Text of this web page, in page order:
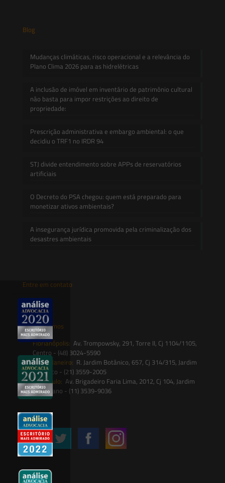
Blog
Mudanças climáticas, risco operacional e a relevância do
Plano Clima 2026 para as hidrelétricas
A inclusão de imóvel em inventário de patrimônio cultural
não basta para impor restrições ao direito de
propriedade:
Prescrição administrativa e embargo ambiental: o que
decidiu o TRF1 no IRDR 94
STJ divide entendimento sobre APPs de reservatórios
artificiais
O Decreto do PSA chegou: quem está preparado para
monetizar ativos ambientais?
A insegurança jurídica promovida pela criminalização dos
desastres ambientais
Entre em contato
contato@saesadvogados.com.br
Onde estamos
Florianópolis: Av. Trompowsky, 291, Torre II, Cj 1104/1105,
Centro - (48) 3024-5590
Rio de Janeiro: R. Jardim Botânico, 657, Cj 314/315, Jardim
Botânico - (21) 3559-2005
São Paulo: Av. Brigadeiro Faria Lima, 2012, Cj 104, Jardim
Paulistano - (11) 3539-9036
Siga-nos